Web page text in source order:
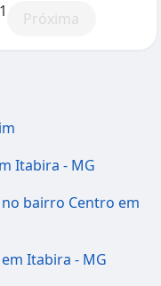
Próxima
Itabira - MG
bairro Centro em
Itabira - MG